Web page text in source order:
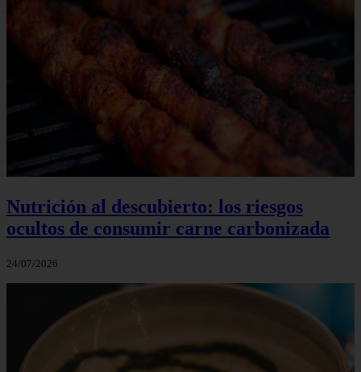
Nutrición al descubierto: los riesgos
ocultos de consumir carne carbonizada
24/07/2026